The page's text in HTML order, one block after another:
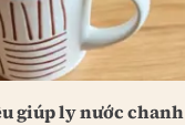
giúp ly nước chanh